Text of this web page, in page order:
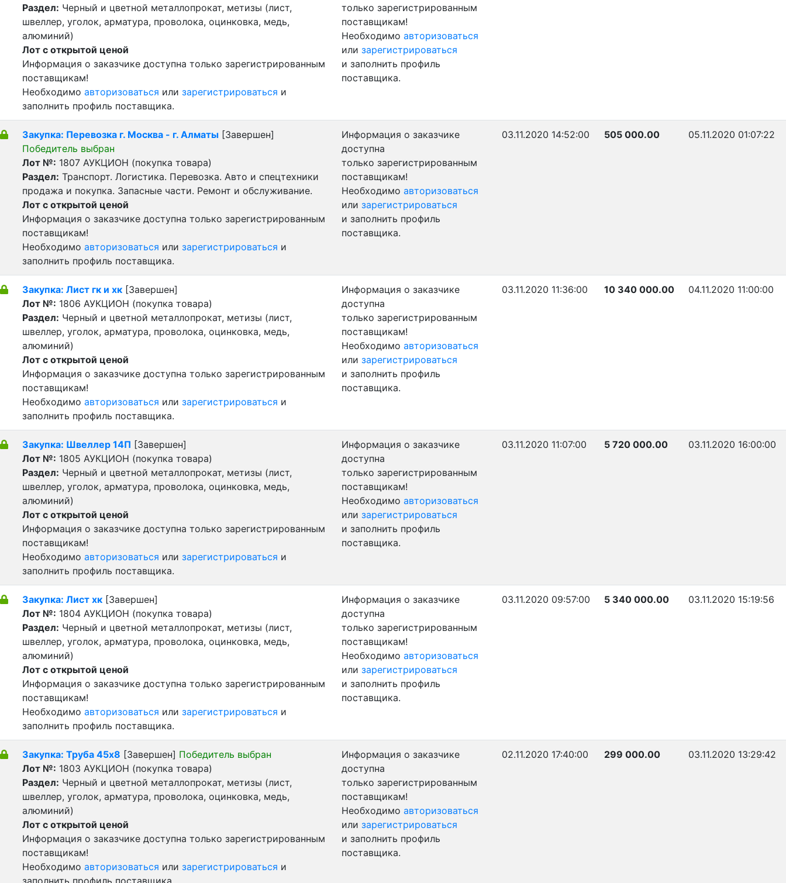
Раздел: Черный и цветной металлопрокат, метизы (лист,
швеллер, уголок, арматура, проволока, оцинковка, медь,
алюминий)
Лот с открытой ценой
Информация о заказчике доступна только зарегистрированным
поставщикам!
Необходимо авторизоваться или зарегистрироваться и
заполнить профиль поставщика.
только зарегистрированным
поставщикам!
Необходимо авторизоваться
или зарегистрироваться
и заполнить профиль
поставщика.
Закупка: Перевозка г. Москва - г. Алматы [Завершен]
Победитель выбран
Лот №: 1807 АУКЦИОН (покупка товара)
Раздел: Транспорт. Логистика. Перевозка. Авто и спецтехники
продажа и покупка. Запасные части. Ремонт и обслуживание.
Лот с открытой ценой
Информация о заказчике доступна только зарегистрированным
поставщикам!
Необходимо авторизоваться или зарегистрироваться и
заполнить профиль поставщика.
Информация о заказчике
доступна
только зарегистрированным
поставщикам!
Необходимо авторизоваться
или зарегистрироваться
и заполнить профиль
поставщика.
03.11.2020 14:52:00 505 000.00 05.11.2020 01:07:22
Закупка: Лист гк и хк [Завершен]
Лот №: 1806 АУКЦИОН (покупка товара)
Раздел: Черный и цветной металлопрокат, метизы (лист,
швеллер, уголок, арматура, проволока, оцинковка, медь,
алюминий)
Лот с открытой ценой
Информация о заказчике доступна только зарегистрированным
поставщикам!
Необходимо авторизоваться или зарегистрироваться и
заполнить профиль поставщика.
Информация о заказчике
доступна
только зарегистрированным
поставщикам!
Необходимо авторизоваться
или зарегистрироваться
и заполнить профиль
поставщика.
03.11.2020 11:36:00 10 340 000.00 04.11.2020 11:00:00
Закупка: Швеллер 14П [Завершен]
Лот №: 1805 АУКЦИОН (покупка товара)
Раздел: Черный и цветной металлопрокат, метизы (лист,
швеллер, уголок, арматура, проволока, оцинковка, медь,
алюминий)
Лот с открытой ценой
Информация о заказчике доступна только зарегистрированным
поставщикам!
Необходимо авторизоваться или зарегистрироваться и
заполнить профиль поставщика.
Информация о заказчике
доступна
только зарегистрированным
поставщикам!
Необходимо авторизоваться
или зарегистрироваться
и заполнить профиль
поставщика.
03.11.2020 11:07:00 5 720 000.00 03.11.2020 16:00:00
Закупка: Лист хк [Завершен]
Лот №: 1804 АУКЦИОН (покупка товара)
Раздел: Черный и цветной металлопрокат, метизы (лист,
швеллер, уголок, арматура, проволока, оцинковка, медь,
алюминий)
Лот с открытой ценой
Информация о заказчике доступна только зарегистрированным
поставщикам!
Необходимо авторизоваться или зарегистрироваться и
заполнить профиль поставщика.
Информация о заказчике
доступна
только зарегистрированным
поставщикам!
Необходимо авторизоваться
или зарегистрироваться
и заполнить профиль
поставщика.
03.11.2020 09:57:00 5 340 000.00 03.11.2020 15:19:56
Закупка: Труба 45х8 [Завершен] Победитель выбран
Лот №: 1803 АУКЦИОН (покупка товара)
Раздел: Черный и цветной металлопрокат, метизы (лист,
швеллер, уголок, арматура, проволока, оцинковка, медь,
алюминий)
Лот с открытой ценой
Информация о заказчике доступна только зарегистрированным
поставщикам!
Необходимо авторизоваться или зарегистрироваться и
заполнить профиль поставщика.
Информация о заказчике
доступна
только зарегистрированным
поставщикам!
Необходимо авторизоваться
или зарегистрироваться
и заполнить профиль
поставщика.
02.11.2020 17:40:00 299 000.00 03.11.2020 13:29:42